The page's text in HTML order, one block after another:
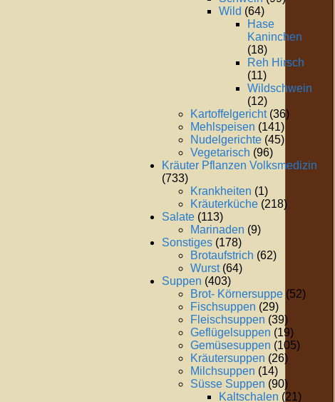
Wild (64)
Hase
Kaninchen
(18)
Reh Hirsch
(11)
Wildschwein
(12)
Kartoffelgericht(36)
Mehlspeisen (141)
Nudelgerichte (45)
Vegetarisch (96)
Kräuter Pflanzen Volksmedizin
(733)
Krankheiten (1)
Kräuterküche (218)
Salate (113)
Marinaden (9)
Sonstiges (178)
Brotaufstrich (62)
Wurst(64)
Suppen (403)
Brot- Körnersuppe (52)
Fischsuppen (29)
Fleischsuppen (39)
Geflügelsuppen (19)
Gemüsesuppen (105)
Kräutersuppen (26)
Milchsuppen (14)
Süsse Suppen (90)
Kaltschalen (21)